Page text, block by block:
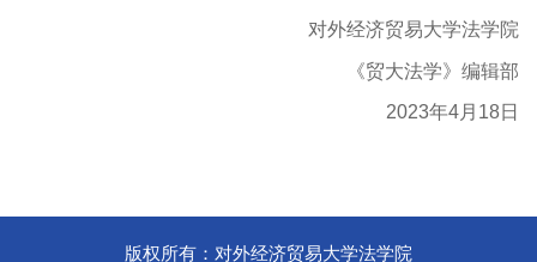
对外经济贸易大学法学院
《贸大法学》编辑部
2023年4月18日
版权所有：对外经济贸易大学法学院